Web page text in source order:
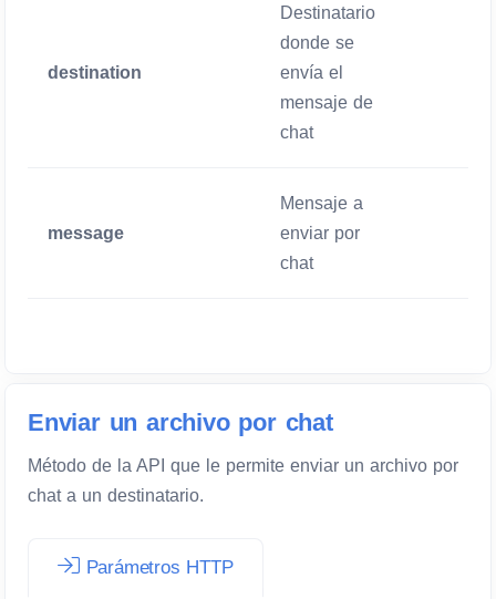
destination
Destinatario
donde se
envía el
mensaje de
chat
message
Mensaje a
enviar por
chat
Enviar un archivo por chat
Método de la API que le permite enviar un archivo por
chat a un destinatario.
Parámetros HTTP